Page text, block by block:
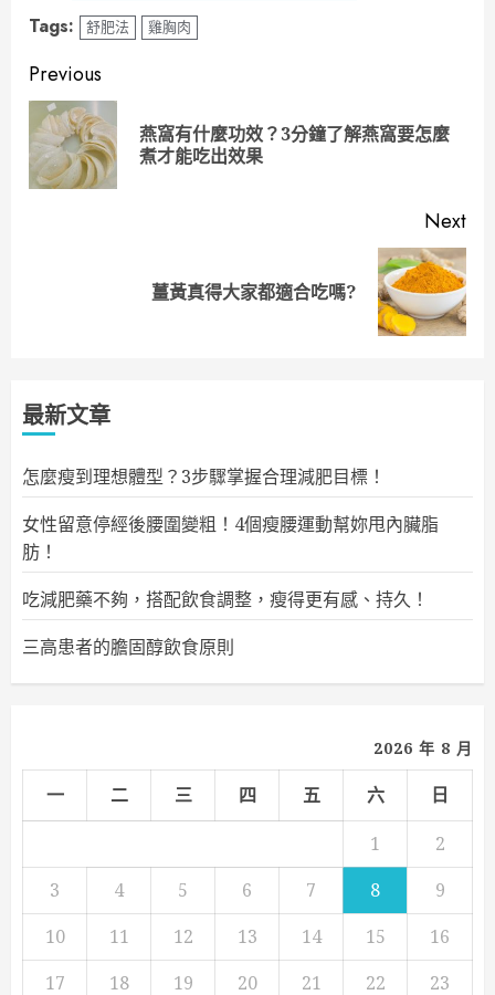
Tags: 舒肥法 雞胸肉
Continue
Reading
Previous
燕窩有什麼功效？3分鐘了解燕窩要怎麼
煮才能吃出效果
Next
薑黃真得大家都適合吃嗎?
最新文章
怎麼瘦到理想體型？3步驟掌握合理減肥目標！
女性留意停經後腰圍變粗！4個瘦腰運動幫妳甩內臟脂
肪！
吃減肥藥不夠，搭配飲食調整，瘦得更有感、持久！
三高患者的膽固醇飲食原則
2026 年 8 月
一 二 三 四 五 六
日
1
2
3
4 5 6 7 8
9
10
11 12 13 14 15
16
17
18 19 20 21 22 23